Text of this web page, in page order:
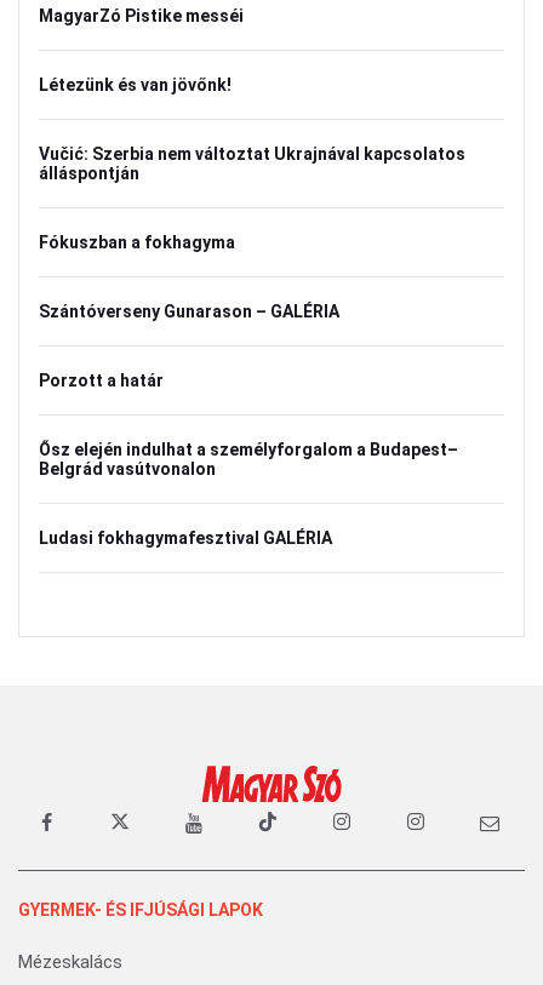
MagyarZó Pistike messéi
Létezünk és van jövőnk!
Vučić: Szerbia nem változtat Ukrajnával kapcsolatos
álláspontján
Fókuszban a fokhagyma
Szántóverseny Gunarason – GALÉRIA
Porzott a határ
Ősz elején indulhat a személyforgalom a Budapest–
Belgrád vasútvonalon
Ludasi fokhagymafesztival GALÉRIA
GYERMEK- ÉS IFJÚSÁGI LAPOK
Mézeskalács